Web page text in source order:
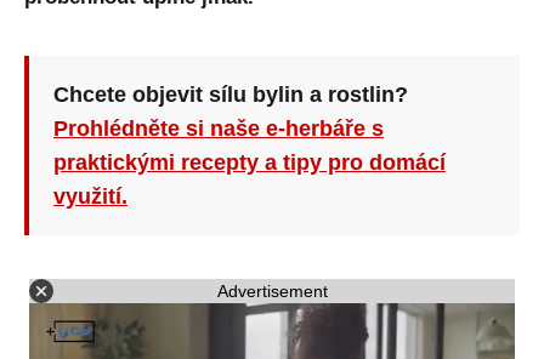
Chcete objevit sílu bylin a rostlin?
Prohlédněte si naše e-herbáře s
praktickými recepty a tipy pro domácí
využití.
Advertisement